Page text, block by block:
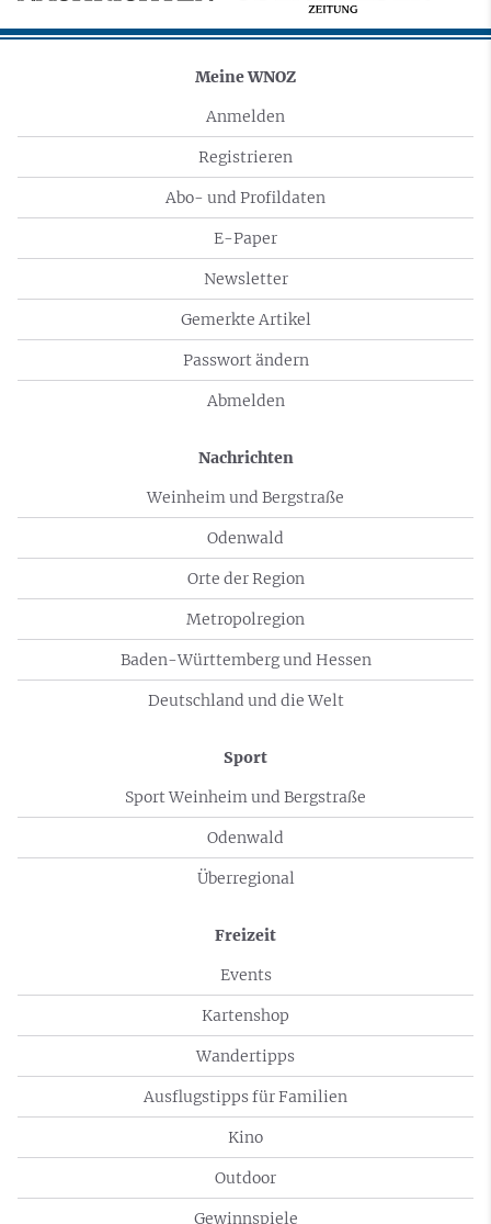
Meine WNOZ
Anmelden
Registrieren
Abo- und Profildaten
E-Paper
Newsletter
Gemerkte Artikel
Passwort ändern
Abmelden
Nachrichten
Weinheim und Bergstraße
Odenwald
Orte der Region
Metropolregion
Baden-Württemberg und Hessen
Deutschland und die Welt
Sport
Sport Weinheim und Bergstraße
Odenwald
Überregional
Freizeit
Events
Kartenshop
Wandertipps
Ausflugstipps für Familien
Kino
Outdoor
Gewinnspiele